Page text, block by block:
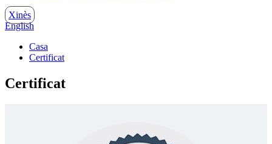
Xinès
English
Casa
Certificat
Certificat